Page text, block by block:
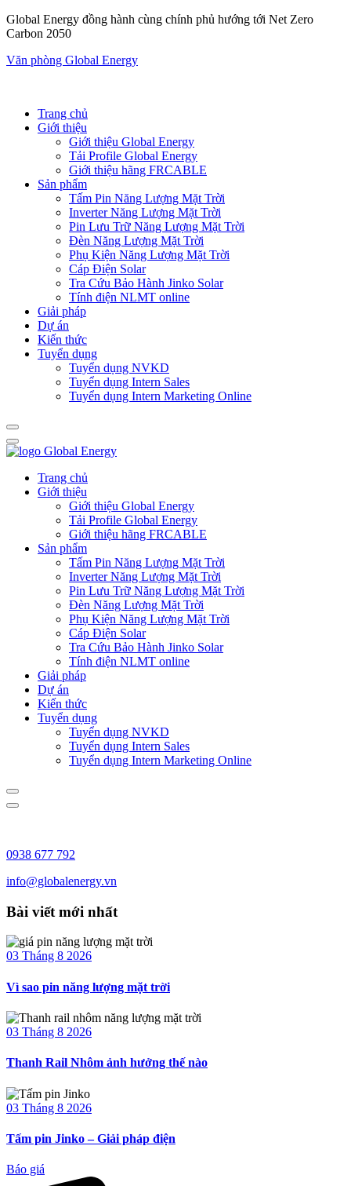
Global Energy đồng hành cùng chính phủ hướng tới Net Zero
Carbon 2050
Văn phòng Global Energy
Trang chủ
Giới thiệu
Giới thiệu Global Energy
Tải Profile Global Energy
Giới thiệu hãng FRCABLE
Sản phẩm
Tấm Pin Năng Lượng Mặt Trời
Inverter Năng Lượng Mặt Trời
Pin Lưu Trữ Năng Lượng Mặt Trời
Đèn Năng Lượng Mặt Trời
Phụ Kiện Năng Lượng Mặt Trời
Cáp Điện Solar
Tra Cứu Bảo Hành Jinko Solar
Tính điện NLMT online
Giải pháp
Dự án
Kiến thức
Tuyển dụng
Tuyển dụng NVKD
Tuyển dụng Intern Sales
Tuyển dụng Intern Marketing Online
Trang chủ
Giới thiệu
Giới thiệu Global Energy
Tải Profile Global Energy
Giới thiệu hãng FRCABLE
Sản phẩm
Tấm Pin Năng Lượng Mặt Trời
Inverter Năng Lượng Mặt Trời
Pin Lưu Trữ Năng Lượng Mặt Trời
Đèn Năng Lượng Mặt Trời
Phụ Kiện Năng Lượng Mặt Trời
Cáp Điện Solar
Tra Cứu Bảo Hành Jinko Solar
Tính điện NLMT online
Giải pháp
Dự án
Kiến thức
Tuyển dụng
Tuyển dụng NVKD
Tuyển dụng Intern Sales
Tuyển dụng Intern Marketing Online
0938 677 792
info@globalenergy.vn
Bài viết mới nhất
03 Tháng 8 2026
Vì sao pin năng lượng mặt trời
03 Tháng 8 2026
Thanh Rail Nhôm ảnh hưởng thế nào
03 Tháng 8 2026
Tấm pin Jinko – Giải pháp điện
Báo giá